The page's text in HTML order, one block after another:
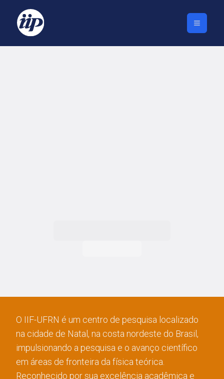
O IIF-UFRN é um centro de pesquisa localizado
na cidade de Natal, na costa nordeste do Brasil,
impulsionando a pesquisa e o avanço científico
em áreas de fronteira da física teórica.
Reconhecido por sua excelência acadêmica e